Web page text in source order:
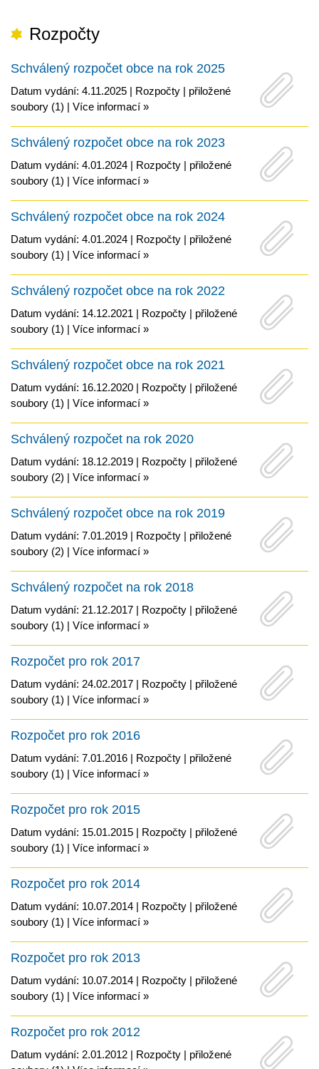
Rozpočty
Schválený rozpočet obce na rok 2025
Datum vydání: 4.11.2025 | Rozpočty | přiložené
soubory (1) | Více informací »
Schválený rozpočet obce na rok 2023
Datum vydání: 4.01.2024 | Rozpočty | přiložené
soubory (1) | Více informací »
Schválený rozpočet obce na rok 2024
Datum vydání: 4.01.2024 | Rozpočty | přiložené
soubory (1) | Více informací »
Schválený rozpočet obce na rok 2022
Datum vydání: 14.12.2021 | Rozpočty | přiložené
soubory (1) | Více informací »
Schválený rozpočet obce na rok 2021
Datum vydání: 16.12.2020 | Rozpočty | přiložené
soubory (1) | Více informací »
Schválený rozpočet na rok 2020
Datum vydání: 18.12.2019 | Rozpočty | přiložené
soubory (2) | Více informací »
Schválený rozpočet obce na rok 2019
Datum vydání: 7.01.2019 | Rozpočty | přiložené
soubory (2) | Více informací »
Schválený rozpočet na rok 2018
Datum vydání: 21.12.2017 | Rozpočty | přiložené
soubory (1) | Více informací »
Rozpočet pro rok 2017
Datum vydání: 24.02.2017 | Rozpočty | přiložené
soubory (1) | Více informací »
Rozpočet pro rok 2016
Datum vydání: 7.01.2016 | Rozpočty | přiložené
soubory (1) | Více informací »
Rozpočet pro rok 2015
Datum vydání: 15.01.2015 | Rozpočty | přiložené
soubory (1) | Více informací »
Rozpočet pro rok 2014
Datum vydání: 10.07.2014 | Rozpočty | přiložené
soubory (1) | Více informací »
Rozpočet pro rok 2013
Datum vydání: 10.07.2014 | Rozpočty | přiložené
soubory (1) | Více informací »
Rozpočet pro rok 2012
Datum vydání: 2.01.2012 | Rozpočty | přiložené